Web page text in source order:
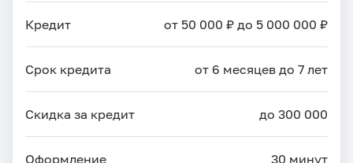
Кредит от 50 000 ₽ до 5 000 000 ₽
Срок кредита от 6 месяцев до 7 лет
Скидка за кредит до 300 000
Оформление 30 минут